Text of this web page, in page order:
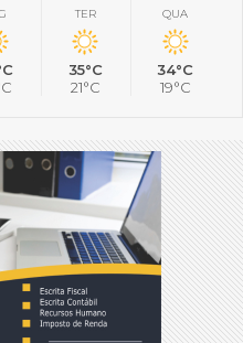
TER
35°C
21°C
QUA
34°C
19°C